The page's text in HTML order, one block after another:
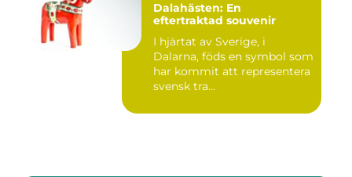
Dalahästen: En
eftertraktad souvenir
I hjärtat av Sverige, i
Dalarna, föds en symbol som
har kommit att representera
svensk tra...